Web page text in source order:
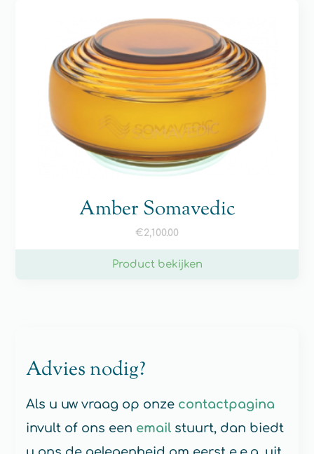
Amber Somavedic
€2,100.00
Product bekijken
Advies nodig?
Als u uw vraag op onze contactpagina
invult of ons een email stuurt, dan biedt